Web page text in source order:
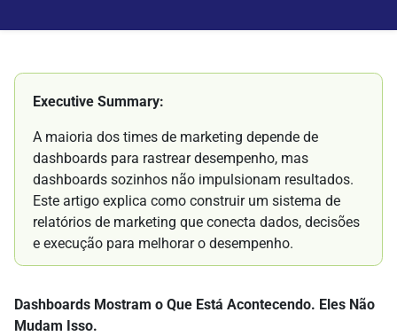
Executive Summary:
A maioria dos times de marketing depende de
dashboards para rastrear desempenho, mas
dashboards sozinhos não impulsionam resultados.
Este artigo explica como construir um sistema de
relatórios de marketing que conecta dados, decisões
e execução para melhorar o desempenho.
Dashboards Mostram o Que Está Acontecendo. Eles Não
Mudam Isso.